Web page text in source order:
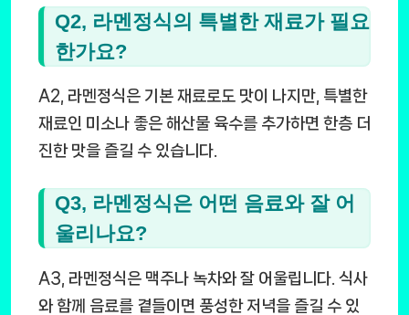
Q2, 라멘정식의 특별한 재료가 필요
한가요?
A2, 라멘정식은 기본 재료로도 맛이 나지만, 특별한
재료인 미소나 좋은 해산물 육수를 추가하면 한층 더
진한 맛을 즐길 수 있습니다.
Q3, 라멘정식은 어떤 음료와 잘 어
울리나요?
A3, 라멘정식은 맥주나 녹차와 잘 어울립니다. 식사
와 함께 음료를 곁들이면 풍성한 저녁을 즐길 수 있